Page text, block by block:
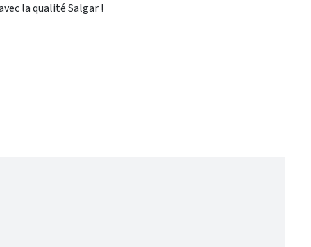
la qualité Salgar !